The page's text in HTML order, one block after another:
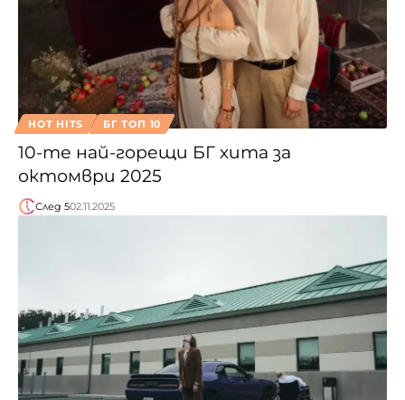
HOT HITS БГ ТОП 10
10-те най-горещи БГ хита за
октомври 2025
След 502.11.2025